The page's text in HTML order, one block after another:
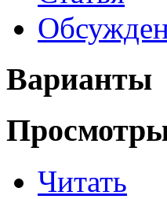
Варианты
Читать